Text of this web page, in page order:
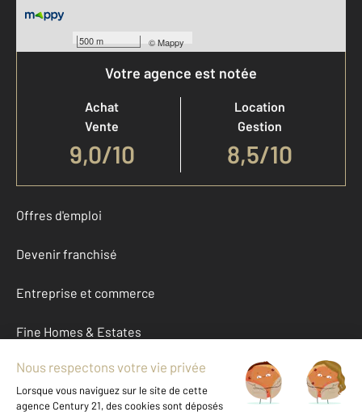
500 m ©Mappy
Votre agence est notée
Achat
Vente
9,0/10
Location
Gestion
8,5/10
Offres d'emploi
Devenir franchisé
Entreprise et commerce
Fine Homes & Estates
À propos